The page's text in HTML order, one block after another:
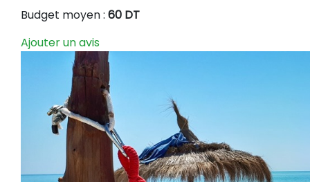
Budget moyen : 60 DT
Ajouter un avis